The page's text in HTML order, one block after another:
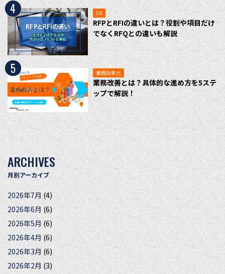
4 DX
RFPとRFIの違いとは？役割や項目だけ
でなくRFQとの違いも解説
5 業務効率化
業務改善とは？具体的な進め方を5ステ
ップで解説！
ARCHIVES
月別アーカイブ
2026年7月 (4)
2026年6月(6)
2026年5月(6)
2026年4月(6)
2026年3月(6)
2026年2月(3)